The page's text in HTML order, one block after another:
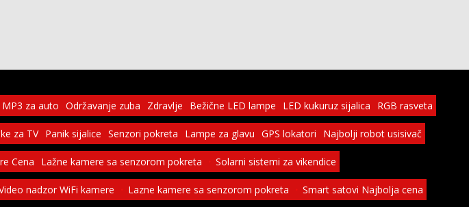
MP3 za auto Održavanje zuba Zdravlje Bežične LED lampe LED kukuruz sijalica RGB rasveta
za TV Panik sijalice Senzori pokreta Lampe za glavu GPS lokatori Najbolji robot usisivač
Cena Lažne kamere sa senzorom pokreta Solarni sistemi za vikendice
nadzor WiFi kamere Lazne kamere sa senzorom pokreta Smart satovi Najbolja cena